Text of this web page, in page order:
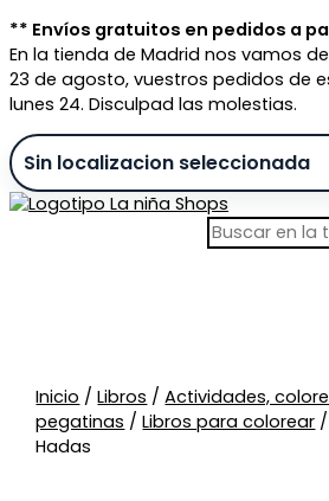
al
contenido
** Envíos gratuitos en pedidos a
En la tienda de Madrid nos vamos
23 de agosto, vuestros pedidos de
lunes 24. Disculpad las molestias.
de
productos
Búsqueda
de
productos
Inicio /Libros /Actividades,
pegatinas /Libros para colorear /
Hadas